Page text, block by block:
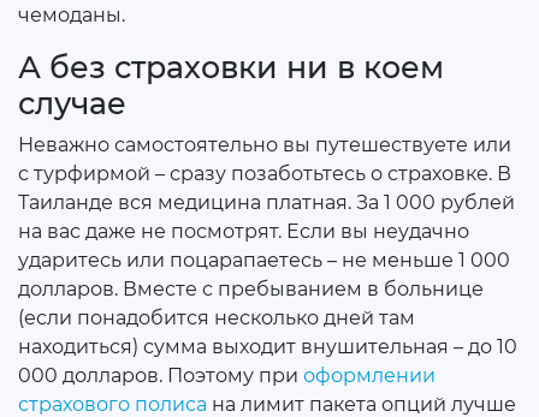
чемоданы.
А без страховки ни в коем
случае
Неважно самостоятельно вы путешествуете или
с турфирмой – сразу позаботьтесь о страховке. В
Таиланде вся медицина платная. За 1 000 рублей
на вас даже не посмотрят. Если вы неудачно
ударитесь или поцарапаетесь – не меньше 1 000
долларов. Вместе с пребыванием в больнице
(если понадобится несколько дней там
находиться) сумма выходит внушительная – до 10
000 долларов. Поэтому при оформлении
страхового полиса на лимит пакета опций лучше